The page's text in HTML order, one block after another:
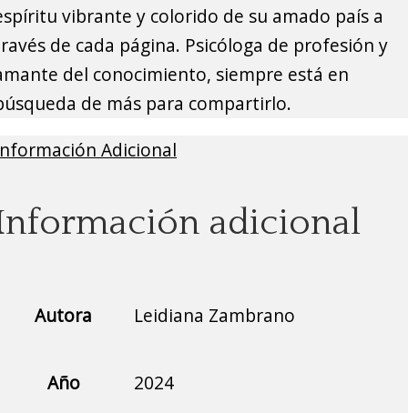
vibrante y colorido de su amado país a
de cada página. Psicóloga de profesión y
del conocimiento, siempre está en
de más para compartirlo.
Adicional
adicional
Autora Leidiana Zambrano
Año 2024